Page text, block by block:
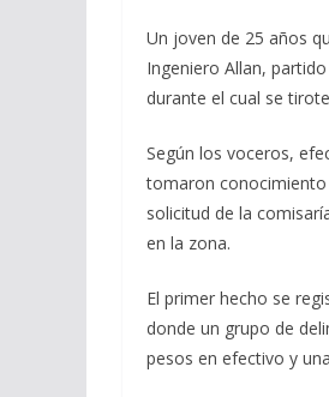
Un joven de 25 años
Ingeniero Allan,
durante el cual se
Según los voceros,
tomaron conocimiento
solicitud de la
en la zona.
El primer hecho se
donde un grupo de
pesos en efectivo y